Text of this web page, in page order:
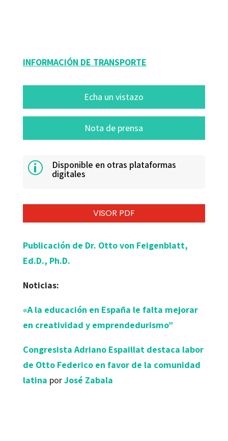
INFORMACIÓN DE TRANSPORTE
Echa un vistazo
Nota de prensa
p Disponible en otras plataformas
digitales
VISOR PDF
Publicación de Dr. Otto von Feigenblatt,
Ed.D., Ph.D.
Noticias:
«A la educación en España le falta mejorar
en creatividad y emprendedurismo”
Congresista Adriano Espaillat destaca labor
de Otto Federico en favor de la comunidad
latina porJosé Zabala